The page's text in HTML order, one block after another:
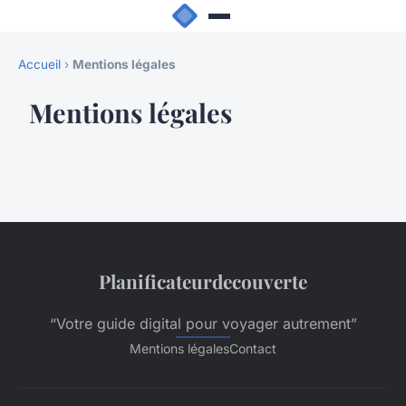
Accueil › Mentions légales
Mentions légales
Planificateurdecouverte
“Votre guide digital pour voyager autrement”
Mentions légalesContact